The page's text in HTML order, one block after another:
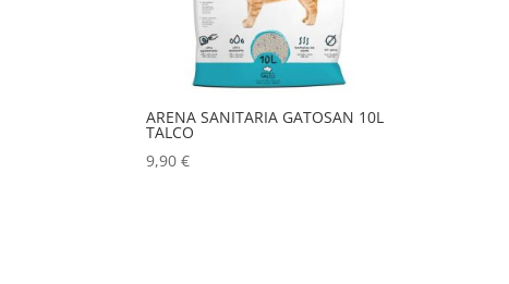
ARENA SANITARIA GATOSAN 10L
TALCO
9,90€